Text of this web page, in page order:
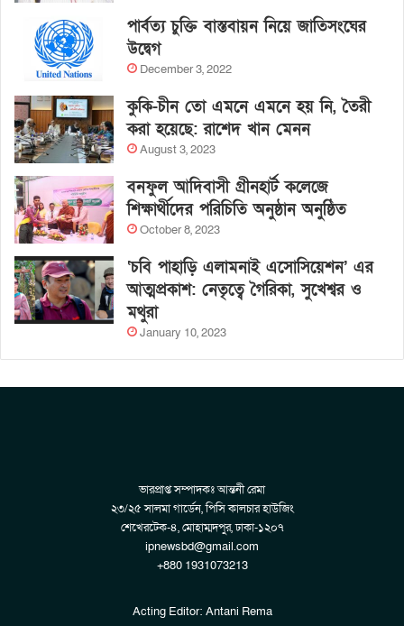
পার্বত্য চুক্তি বাস্তবায়ন নিয়ে জাতিসংঘের
উদ্বেগ
December 3, 2022
কুকি-চীন তো এমনে এমনে হয় নি, তৈরী
করা হয়েছে: রাশেদ খান মেনন
August 3, 2023
বনফুল আদিবাসী গ্রীনহার্ট কলেজে
শিক্ষার্থীদের পরিচিতি অনুষ্ঠান অনুষ্ঠিত
October 8, 2023
‘চবি পাহাড়ি এলামনাই এসোসিয়েশন’ এর
আত্মপ্রকাশ: নেতৃত্বে গৈরিকা, সুখেশ্বর ও
মথুরা
January 10, 2023
ভারপ্রাপ্ত সম্পাদকঃ আন্তনী রেমা
২৩/২৫ সালমা গার্ডেন, পিসি কালচার হাউজিং
শেখেরটেক-৪, মোহাম্মদপুর, ঢাকা-১২০৭
ipnewsbd@gmail.com
+880 1931073213
Acting Editor: Antani Rema